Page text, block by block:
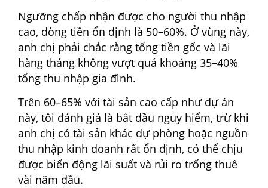
Ngưỡng chấp nhận được cho người thu nhập
cao, dòng tiền ổn định là 50–60%. Ở vùng này,
anh chị phải chắc rằng tổng tiền gốc và lãi
hàng tháng không vượt quá khoảng 35–40%
tổng thu nhập gia đình.
Trên 60–65% với tài sản cao cấp như dự án
này, tôi đánh giá là bắt đầu nguy hiểm, trừ khi
anh chị có tài sản khác dự phòng hoặc nguồn
thu nhập kinh doanh rất ổn định, có thể chịu
được biến động lãi suất và rủi ro trống thuê
vài năm đầu.